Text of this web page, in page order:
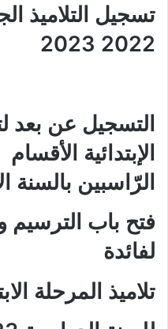
تسجيل التلاميذ
2022 2023
التسجيل عن بعد
الرّاسبين بالسنة
فتح باب
لفائدة
تلاميذ المرحلة